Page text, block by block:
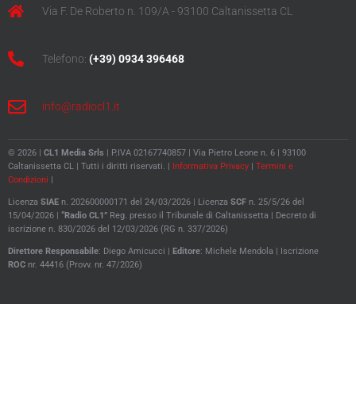
Via F. De Roberto n. 109/A - 93100 Caltanissetta CL
Telefono: (+39) 0934 396468
info@radiocl1.it
© 2026 | CL1 Media Srls | P.IVA 02167740857 | Via Pietro Leone n. 6 | 93100
Caltanissetta CL | Tutti i diritti riservati. | Informativa Privacy | Termini e
Condizioni |
Licenza SIAE n. 202600000171 del 24/03/2026 | Licenza SCF n. 25/5/26 del
15/04/2026 | “Radio CL1” Reg. presso il Tribunale di Caltanissetta | Decreto di
iscrizione n. 830/2026 del 12/03/2026 (RG n. 337/2026)
Direttore Responsabile: Diego Amicucci | Editore: Michele Mendola | Iscrizione
ROC nr. 44416 (Provv. nr. 47/2026)